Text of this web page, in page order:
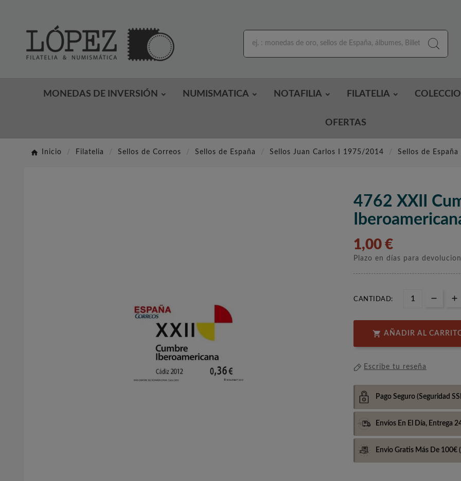
MONEDAS DE INVERSIÓN NUMISMATICA NOTAFILIA FILATELIA
OFERTAS
Inicio Filatelia Sellos de Correos Sellos de España Sellos Juan Carlos I 1975/2014 Sellos de
4762 XXII
1,00 €
Plazo en días para
CANTIDAD:
 AÑADIR AL
Escribe tu reseña
Pago Seguro (Seguridad
Envíos En El Día, Entrega
Envio Gratis Más De 100€